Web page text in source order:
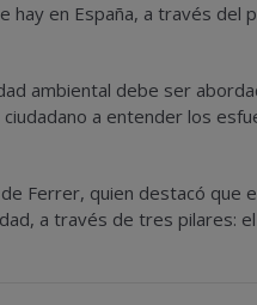
hay en España, a través del
ambiental debe ser
a entender los
Ferrer, quien destacó que
a través de tres pilares: